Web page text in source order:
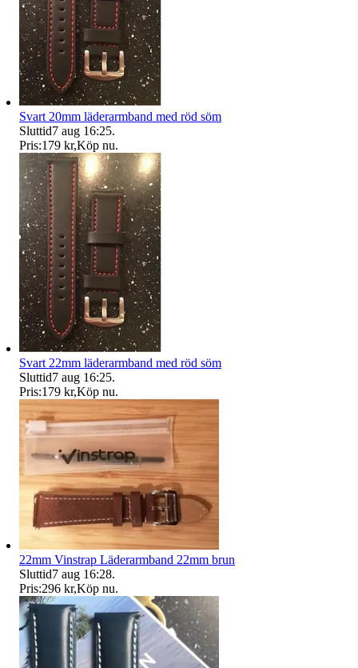
Svart 20mm läderarmband med röd söm
Sluttid7 aug 16:25.
Pris:179 kr,Köp nu.
Svart 22mm läderarmband med röd söm
Sluttid7 aug 16:25.
Pris:179 kr,Köp nu.
22mm Vinstrap Läderarmband 22mm brun
Sluttid7 aug 16:28.
Pris:296 kr,Köp nu.